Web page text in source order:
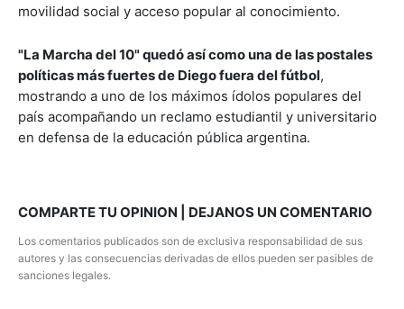
movilidad social y acceso popular al conocimiento.
"La Marcha del 10" quedó así como una de las postales
políticas más fuertes de Diego fuera del fútbol,
mostrando a uno de los máximos ídolos populares del
país acompañando un reclamo estudiantil y universitario
en defensa de la educación pública argentina.
COMPARTE TU OPINION | DEJANOS UN COMENTARIO
Los comentarios publicados son de exclusiva responsabilidad de sus
autores y las consecuencias derivadas de ellos pueden ser pasibles de
sanciones legales.